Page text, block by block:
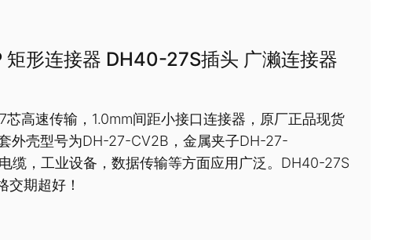
形连接器 DH40-27S插头 广濑连接器
高速传输，1.0mm间距小接口连接器，原厂正品现货
外壳型号为DH-27-CV2B，金属夹子DH-27-
缆，工业设备，数据传输等方面应用广泛。DH40-27S
期超好！